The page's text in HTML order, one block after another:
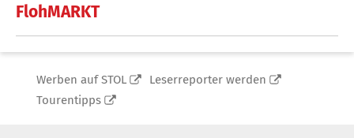
FlohMARKT
Werben auf STOL
Leserreporter werden
Tourentipps